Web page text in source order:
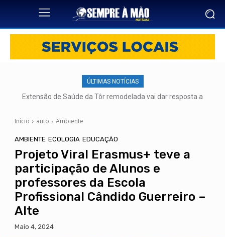
ÚLTIMAS NOTÍCIAS
Extensão de Saúde da Tôr remodelada vai dar resposta a
Início auto Ambiente
AMBIENTE ECOLOGIA EDUCAÇÃO
Projeto Viral Erasmus+ teve a
participação de Alunos e
professores da Escola
Profissional Cândido Guerreiro –
Alte
Maio 4, 2024